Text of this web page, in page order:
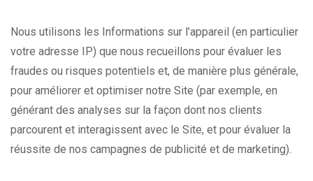
Nous utilisons les Informations sur l’appareil (en particulier
votre adresse IP) que nous recueillons pour évaluer les
fraudes ou risques potentiels et, de manière plus générale,
pour améliorer et optimiser notre Site (par exemple, en
générant des analyses sur la façon dont nos clients
parcourent et interagissent avec le Site, et pour évaluer la
réussite de nos campagnes de publicité et de marketing).